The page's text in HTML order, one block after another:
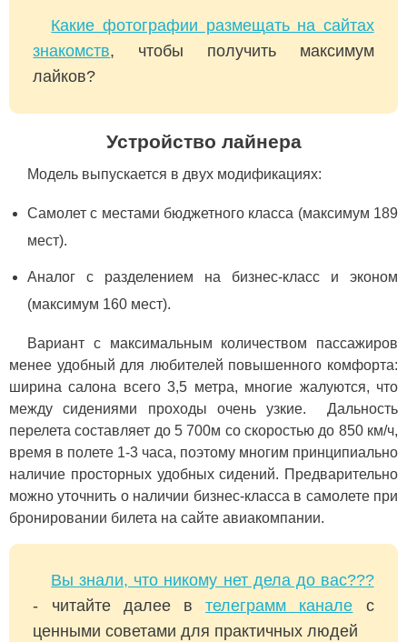
Какие фотографии размещать на сайтах
знакомств, чтобы получить максимум
лайков?
Устройство лайнера
Модель выпускается в двух модификациях:
Самолет с местами бюджетного класса (максимум 189
мест).
Аналог с разделением на бизнес-класс и эконом
(максимум 160 мест).
Вариант с максимальным количеством пассажиров
менее удобный для любителей повышенного комфорта:
ширина салона всего 3,5 метра, многие жалуются, что
между сидениями проходы очень узкие. Дальность
перелета составляет до 5 700м со скоростью до 850 км/ч,
время в полете 1-3 часа, поэтому многим принципиально
наличие просторных удобных сидений. Предварительно
можно уточнить о наличии бизнес-класса в самолете при
бронировании билета на сайте авиакомпании.
Вы знали, что никому нет дела до вас???
- читайте далее втелеграмм канале с
ценными советами для практичных людей